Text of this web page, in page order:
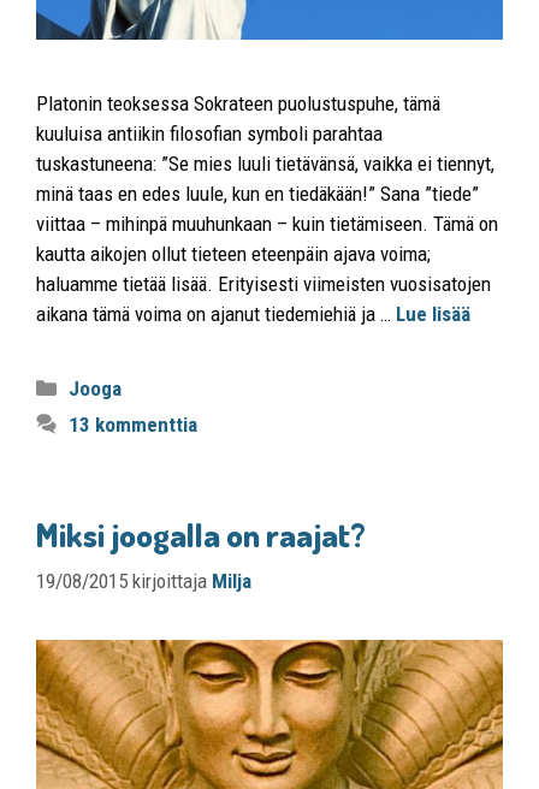
Platonin teoksessa Sokrateen puolustuspuhe, tämä
kuuluisa antiikin filosofian symboli parahtaa
tuskastuneena: ”Se mies luuli tietävänsä, vaikka ei tiennyt,
minä taas en edes luule, kun en tiedäkään!” Sana ”tiede”
viittaa – mihinpä muuhunkaan – kuin tietämiseen. Tämä on
kautta aikojen ollut tieteen eteenpäin ajava voima;
haluamme tietää lisää. Erityisesti viimeisten vuosisatojen
aikana tämä voima on ajanut tiedemiehiä ja … Lue lisää
Jooga
13 kommenttia
Miksi joogalla on raajat?
19/08/2015 kirjoittaja Milja